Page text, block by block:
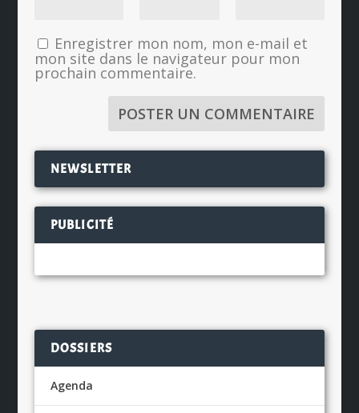
Enregistrer mon nom, mon e-mail et
mon site dans le navigateur pour mon
prochain commentaire.
NEWSLETTER
PUBLICITÉ
DOSSIERS
Agenda